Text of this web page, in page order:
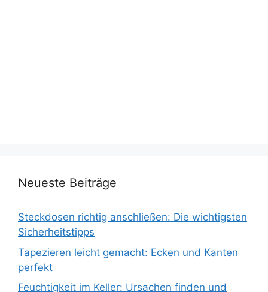
Neueste Beiträge
Steckdosen richtig anschließen: Die wichtigsten
Sicherheitstipps
Tapezieren leicht gemacht: Ecken und Kanten
perfekt
Feuchtigkeit im Keller: Ursachen finden und